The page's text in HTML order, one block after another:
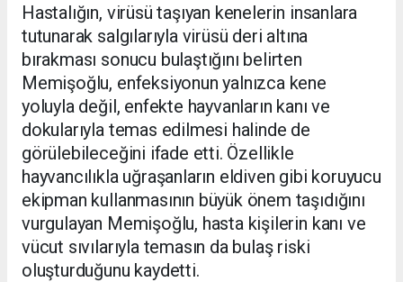
Hastalığın, virüsü taşıyan kenelerin insanlara
tutunarak salgılarıyla virüsü deri altına
bırakması sonucu bulaştığını belirten
Memişoğlu, enfeksiyonun yalnızca kene
yoluyla değil, enfekte hayvanların kanı ve
dokularıyla temas edilmesi halinde de
görülebileceğini ifade etti. Özellikle
hayvancılıkla uğraşanların eldiven gibi koruyucu
ekipman kullanmasının büyük önem taşıdığını
vurgulayan Memişoğlu, hasta kişilerin kanı ve
vücut sıvılarıyla temasın da bulaş riski
oluşturduğunu kaydetti.